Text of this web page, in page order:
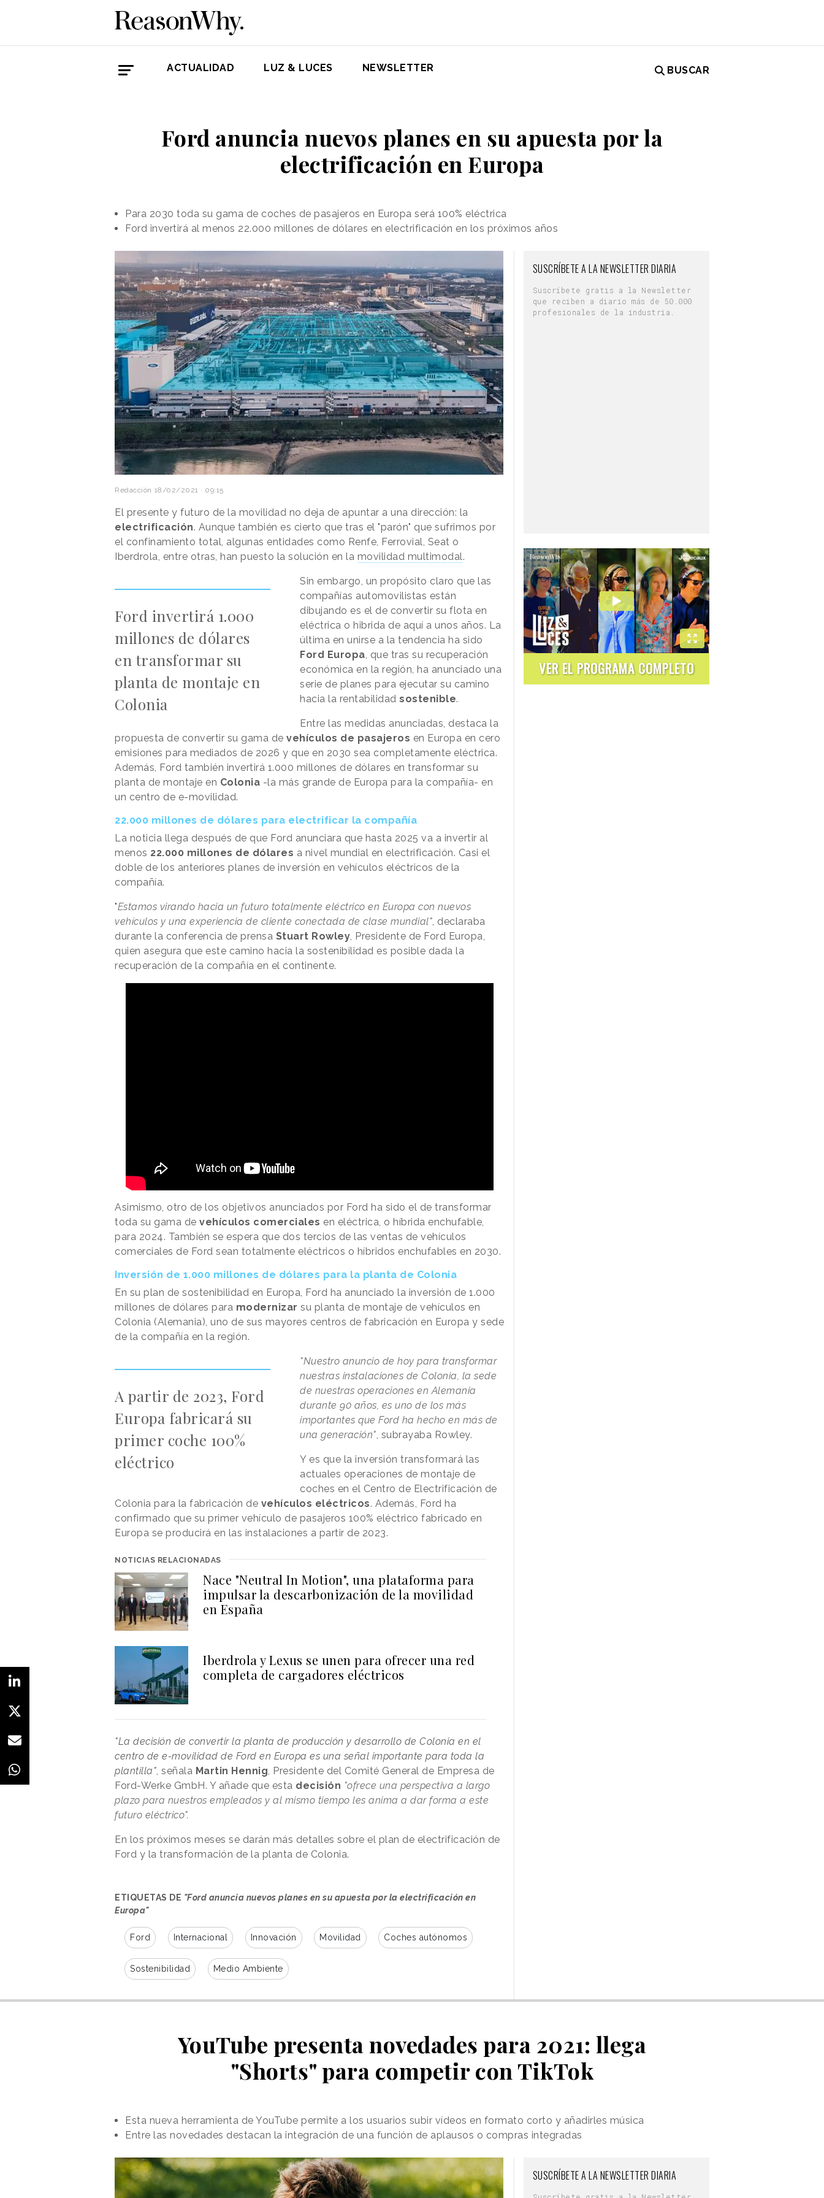
ACTUALIDAD LUZ & LUCES NEWSLETTER BUSCAR
Ford anuncia nuevos planes en su apuesta por la
electrificación en Europa
Para 2030 toda su gama de coches de pasajeros en Europa será 100% eléctrica
Ford invertirá al menos 22.000 millones de dólares en electrificación en los próximos años
Redacción 18/02/2021 · 09:15
El presente y futuro de la movilidad no deja de apuntar a una dirección: la
electrificación. Aunque también es cierto que tras el "parón" que sufrimos por
el confinamiento total, algunas entidades como Renfe, Ferrovial, Seat o
Iberdrola, entre otras, han puesto la solución en la movilidad multimodal .
Ford invertirá 1.000
millones de dólares
en transformar su
planta de montaje en
Colonia
Sin embargo, un propósito claro que las
compañías automovilistas están
dibujando es el de convertir su flota en
eléctrica o hibrida de aquí a unos años. La
última en unirse a la tendencia ha sido
Ford Europa , que tras su recuperación
económica en la región, ha anunciado una
serie de planes para ejecutar su camino
hacia la rentabilidadsostenible.
Entre las medidas anunciadas, destaca la
propuesta de convertir su gama de vehículos de pasajeros en Europa en cero
emisiones para mediados de 2026 y que en 2030 sea completamente eléctrica.
Además, Ford también invertirá 1.000 millones de dólares en transformar su
planta de montaje en Colonia -la más grande de Europa para la compañía- en
un centro de e-movilidad.
22.000 millones de dólares para electrificar la compañía
La noticia llega después de que Ford anunciara que hasta 2025 va a invertir al
menos 22.000 millones de dólares a nivel mundial en electrificación. Casi el
doble de los anteriores planes de inversión en vehículos eléctricos de la
compañía.
"Estamos virando hacia un futuro totalmente eléctrico en Europa con nuevos
vehículos y una experiencia de cliente conectada de clase mundial" , declaraba
durante la conferencia de prensa Stuart Rowley , Presidente de Ford Europa,
quien asegura que este camino hacia la sostenibilidad es posible dada la
recuperación de la compañía en el continente.
Asimismo, otro de los objetivos anunciados por Ford ha sido el de transformar
toda su gama de vehículos comerciales en eléctrica, o híbrida enchufable,
para 2024. También se espera que dos tercios de las ventas de vehículos
comerciales de Ford sean totalmente eléctricos o híbridos enchufables en 2030.
Inversión de 1.000 millones de dólares para la planta de Colonia
En su plan de sostenibilidad en Europa, Ford ha anunciado la inversión de 1.000
millones de dólares para modernizar su planta de montaje de vehículos en
Colonia (Alemania), uno de sus mayores centros de fabricación en Europa y sede
de la compañía en la región.
A partir de 2023, Ford
Europa fabricará su
primer coche 100%
eléctrico
"Nuestro anuncio de hoy para transformar
nuestras instalaciones de Colonia, la sede
de nuestras operaciones en Alemania
durante 90 años, es uno de los más
importantes que Ford ha hecho en más de
una generación" , subrayaba Rowley.
Y es que la inversión transformará las
actuales operaciones de montaje de
coches en el Centro de Electrificación de
Colonia para la fabricación de vehículos eléctricos. Además, Ford ha
confirmado que su primer vehículo de pasajeros 100% eléctrico fabricado en
Europa se producirá en las instalaciones a partir de 2023.
NOTICIAS RELACIONADAS
Nace "Neutral In Motion", una plataforma para
impulsar la descarbonización de la movilidad
en España
Iberdrola y Lexus se unen para ofrecer una red
completa de cargadores eléctricos
"La decisión de convertir la planta de producción y desarrollo de Colonia en el
centro de e-movilidad de Ford en Europa es una señal importante para toda la
plantilla" , señala Martin Hennig , Presidente del Comité General de Empresa de
Ford-Werke GmbH. Y añade que esta decisión "ofrece una perspectiva a largo
plazo para nuestros empleados y al mismo tiempo les anima a dar forma a este
futuro eléctrico".
En los próximos meses se darán más detalles sobre el plan de electrificación de
Ford y la transformación de la planta de Colonia.
ETIQUETAS DE "Ford anuncia nuevos planes en su apuesta por la electrificación en
Europa"
Ford Internacional Innovación Movilidad Coches autónomos
Sostenibilidad Medio Ambiente
SUSCRÍBETE A LA NEWSLETTER DIARIA
Suscríbete gratis a la Newsletter
que reciben a diario más de 50.000
profesionales de la industria.
VER EL PROGRAMA COMPLETO
YouTube presenta novedades para 2021: llega
"Shorts" para competir con TikTok
Esta nueva herramienta de YouTube permite a los usuarios subir vídeos en formato corto y añadirles música
Entre las novedades destacan la integración de una función de aplausos o compras integradas
SUSCRÍBETE A LA NEWSLETTER DIARIA